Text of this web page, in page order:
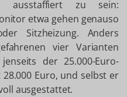
ausstaffiert zu sein:
etwa gehen genauso
Sitzheizung. Anders
vier Varianten
der 25.000-Euro-
Euro, und selbst er
ausgestattet.